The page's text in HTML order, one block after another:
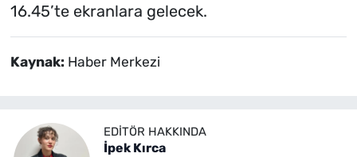
16.45’te ekranlara gelecek.
Kaynak: Haber Merkezi
EDITÖR HAKKINDA
İpek Kırca